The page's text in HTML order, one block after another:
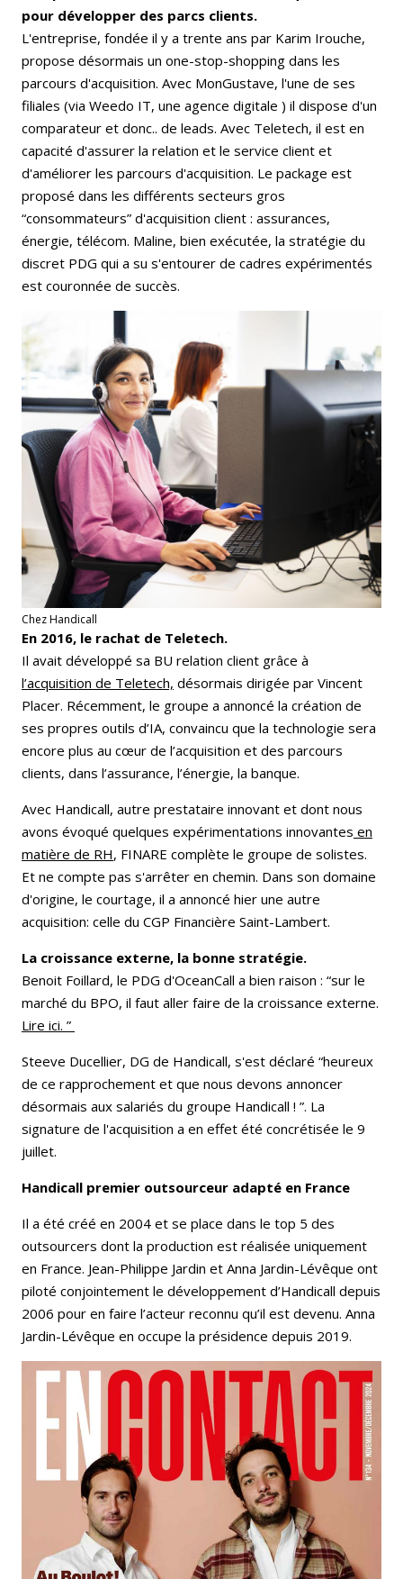
pour développer des parcs clients.
L'entreprise, fondée il y a trente ans par Karim Irouche,
propose désormais un one-stop-shopping dans les
parcours d'acquisition. Avec MonGustave, l'une de ses
filiales (via Weedo IT, une agence digitale ) il dispose d'un
comparateur et donc.. de leads. Avec Teletech, il est en
capacité d'assurer la relation et le service client et
d'améliorer les parcours d'acquisition. Le package est
proposé dans les différents secteurs gros
“consommateurs” d'acquisition client : assurances,
énergie, télécom. Maline, bien exécutée, la stratégie du
discret PDG qui a su s'entourer de cadres expérimentés
est couronnée de succès.
Chez Handicall
En 2016, le rachat de Teletech.
Il avait développé sa BU relation client grâce à
l’acquisition de Teletech, désormais dirigée par Vincent
Placer. Récemment, le groupe a annoncé la création de
ses propres outils d’IA, convaincu que la technologie sera
encore plus au cœur de l’acquisition et des parcours
clients, dans l’assurance, l’énergie, la banque.
Avec Handicall, autre prestataire innovant et dont nous
avons évoqué quelques expérimentations innovantes en
matière de RH, FINARE complète le groupe de solistes.
Et ne compte pas s'arrêter en chemin. Dans son domaine
d'origine, le courtage, il a annoncé hier une autre
acquisition: celle du CGP Financière Saint-Lambert.
La croissance externe, la bonne stratégie.
Benoit Foillard, le PDG d'OceanCall a bien raison : “sur le
marché du BPO, il faut aller faire de la croissance externe.
Lire ici. ”
Steeve Ducellier, DG de Handicall, s'est déclaré “heureux
de ce rapprochement et que nous devons annoncer
désormais aux salariés du groupe Handicall ! ”. La
signature de l'acquisition a en effet été concrétisée le 9
juillet.
Handicall premier outsourceur adapté en France
Il a été créé en 2004 et se place dans le top 5 des
outsourcers dont la production est réalisée uniquement
en France. Jean-Philippe Jardin et Anna Jardin-Lévêque ont
piloté conjointement le développement d’Handicall depuis
2006 pour en faire l’acteur reconnu qu’il est devenu. Anna
Jardin-Lévêque en occupe la présidence depuis 2019.